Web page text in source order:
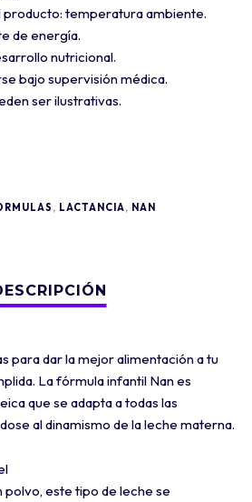
producto: temperatura ambiente.
de energía.
nutricional.
bajo supervisión médica.
ser ilustrativas.
, LACTANCIA, NAN
para dar la mejor alimentación a tu
La fórmula infantil Nan es
que se adapta a todas las
al dinamismo de la leche materna.
este tipo de leche se